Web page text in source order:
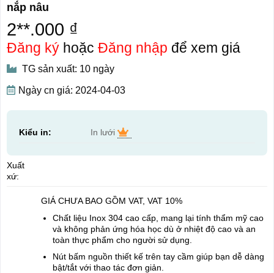
nắp nâu
2**.000 ₫
Đăng kýhoặc Đăng nhập để xem giá
TG sản xuất: 10 ngày
Ngày cn giá: 2024-04-03
Kiểu in: In lưới
Xuất
xứ:
GIÁ CHƯA BAO GỒM VAT, VAT 10%
Chất liệu Inox 304 cao cấp, mang lại tính thẩm mỹ cao
và không phản ứng hóa học dù ở nhiệt độ cao và an
toàn thực phẩm cho người sử dụng.
Nút bấm nguồn thiết kế trên tay cầm giúp bạn dễ dàng
bật/tắt với thao tác đơn giản.